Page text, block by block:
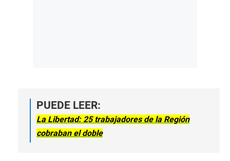
PUEDE LEER:
La Libertad: 25 trabajadores de la Región
cobraban el doble